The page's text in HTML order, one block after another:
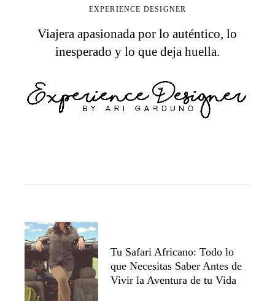
EXPERIENCE DESIGNER
Viajera apasionada por lo auténtico, lo
inesperado y lo que deja huella.
Tu Safari Africano: Todo lo
que Necesitas Saber Antes de
Vivir la Aventura de tu Vida